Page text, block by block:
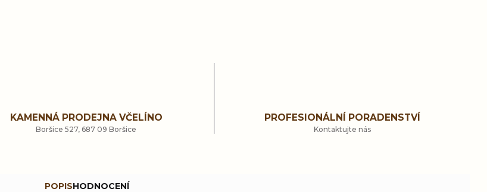
KAMENNÁ PRODEJNA VČELÍNO
Boršice 527, 687 09 Boršice
PROFESIONÁLNÍ PORADENSTVÍ
Kontaktujte nás
POPISHODNOCENÍ